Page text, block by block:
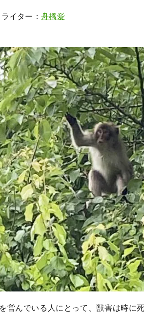
ライター：舟橋愛
営んでいる人にとって、獣害は時に